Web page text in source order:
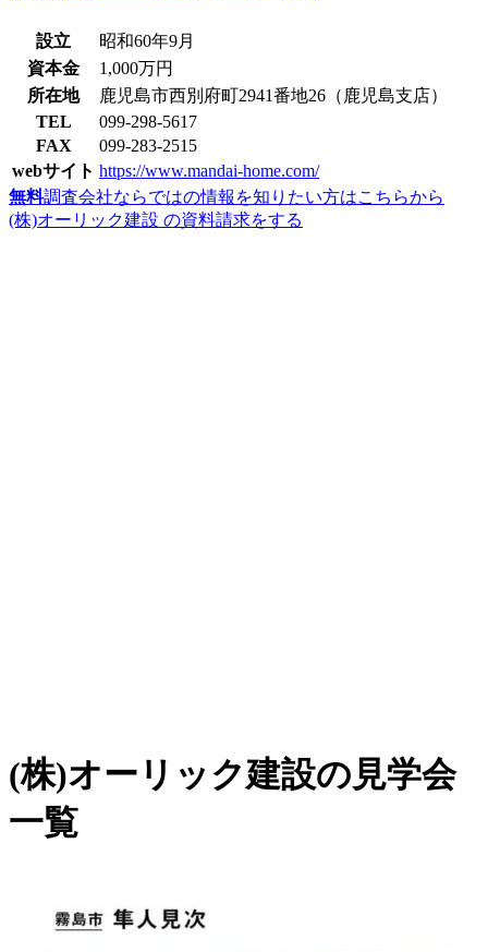
設立
昭和60年9月
資本金
1,000万円
所在地
鹿児島市西別府町2941番地26（鹿児島支店）
TEL
099-298-5617
FAX
099-283-2515
webサイト https://www.mandai-home.com/
無料調査会社ならではの情報を知りたい方はこちらから
(株)オーリック建設 の資料請求をする
(株)オーリック建設の見学会
一覧